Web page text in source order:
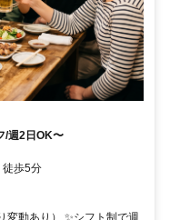
/週2日OK〜
徒歩5分
変動あり） ✨シフト制で週